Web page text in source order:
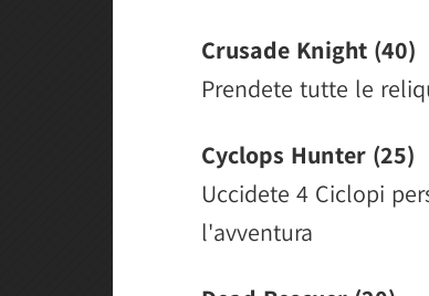
Crusade Knight (40)
Prendete tutte le
Cyclops Hunter (25)
Uccidete 4 Ciclopi
l'avventura